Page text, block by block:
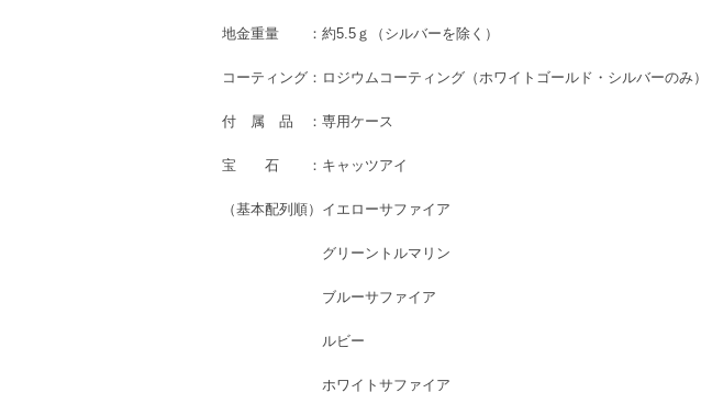
地金重量 ：約5.5ｇ（シルバーを除く）
コーティング：ロジウムコーティング（ホワイトゴールド・シルバーのみ）
付 属 品 ：専用ケース
宝 石 ：キャッツアイ
（基本配列順）イエローサファイア
グリーントルマリン
ブルーサファイア
ルビー
ホワイトサファイア